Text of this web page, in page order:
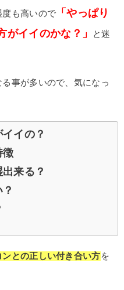
も高いので
「やっぱり
がイイのかな？」
と迷
事が多いので、気になっ
イの？
徴
来る？
ンとの正しい付き合い方を